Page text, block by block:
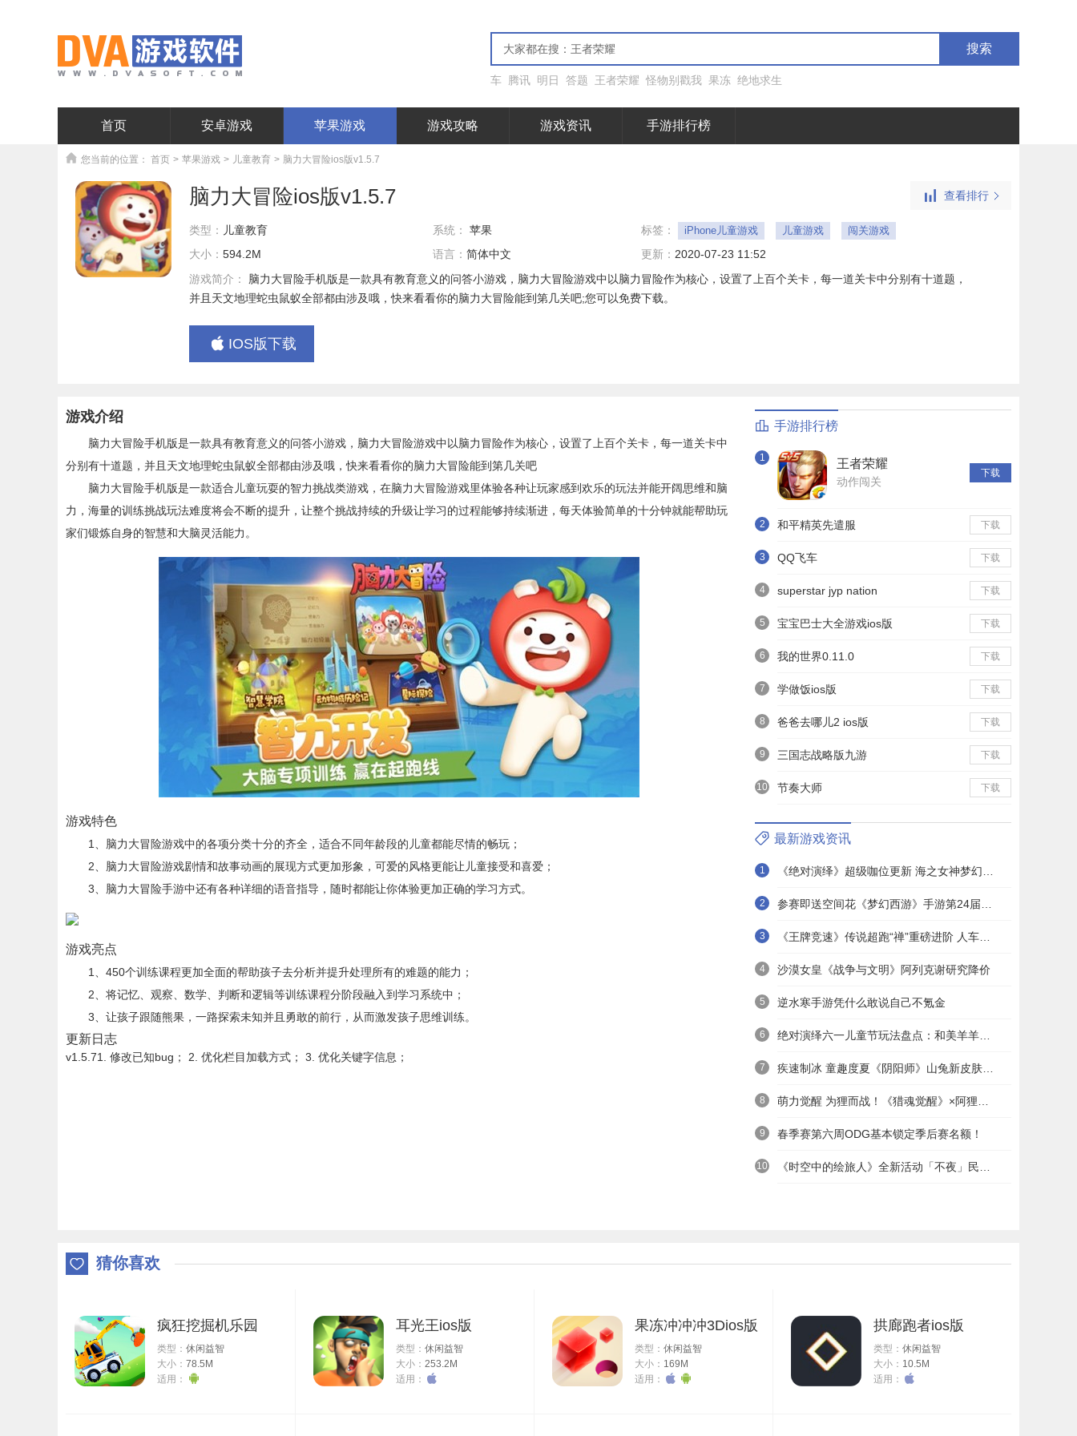
搜索
车 腾讯 明日 答题 王者荣耀 怪物别戳我 果冻 绝地求生
首页 安卓游戏 苹果游戏 游戏攻略 游戏资讯 手游排行榜
您当前的位置： 首页 > 苹果游戏 > 儿童教育 > 脑力大冒险ios版v1.5.7
脑力大冒险ios版v1.5.7
类型： 儿童教育 系统： 苹果 标签： iPhone儿童游戏 儿童游戏 闯关游戏
大小： 594.2M 语言： 简体中文 更新： 2020-07-23 11:52
游戏简介：
脑力大冒险手机版是一款具有教育意义的问答小游戏，脑力大冒险游戏中以脑力冒险作为核心，设置了上百个关卡，每一道关卡中分别有十道题，
并且天文地理蛇虫鼠蚁全部都由涉及哦，快来看看你的脑力大冒险能到第几关吧;您可以免费下载。
IOS版下载
查看排行
游戏介绍
脑力大冒险手机版是一款具有教育意义的问答小游戏，脑力大冒险游戏中以脑力冒险作为核心，设置了上百个关卡，每一道关卡中
分别有十道题，并且天文地理蛇虫鼠蚁全部都由涉及哦，快来看看你的脑力大冒险能到第几关吧
脑力大冒险手机版是一款适合儿童玩耍的智力挑战类游戏，在脑力大冒险游戏里体验各种让玩家感到欢乐的玩法并能开阔思维和脑
力，海量的训练挑战玩法难度将会不断的提升，让整个挑战持续的升级让学习的过程能够持续渐进，每天体验简单的十分钟就能帮助玩
家们锻炼自身的智慧和大脑灵活能力。
游戏特色
1、脑力大冒险游戏中的各项分类十分的齐全，适合不同年龄段的儿童都能尽情的畅玩；
2、脑力大冒险游戏剧情和故事动画的展现方式更加形象，可爱的风格更能让儿童接受和喜爱；
3、脑力大冒险手游中还有各种详细的语音指导，随时都能让你体验更加正确的学习方式。
游戏亮点
1、450个训练课程更加全面的帮助孩子去分析并提升处理所有的难题的能力；
2、将记忆、观察、数学、判断和逻辑等训练课程分阶段融入到学习系统中；
3、让孩子跟随熊果，一路探索未知并且勇敢的前行，从而激发孩子思维训练。
更新日志
v1.5.71. 修改已知bug； 2. 优化栏目加载方式； 3. 优化关键字信息；
手游排行榜
1 王者荣耀
动作闯关
下载
2 和平精英先遣服 下载
3 QQ飞车 下载
4 superstar jyp nation 下载
5 宝宝巴士大全游戏ios版 下载
6 我的世界0.11.0 下载
7 学做饭ios版 下载
8 爸爸去哪儿2 ios版 下载
9 三国志战略版九游 下载
10 节奏大师 下载
最新游戏资讯
1
2
3
4 沙漠女皇《战争与文明》阿列克谢研究降价
5 逆水寒手游凭什么敢说自己不氪金
6
7
8
9 春季赛第六周ODG基本锁定季后赛名额！
10
猜你喜欢
疯狂挖掘机乐园
类型： 休闲益智
大小： 78.5M
适用：
耳光王ios版
类型： 休闲益智
大小： 253.2M
适用：
果冻冲冲冲3Dios版
类型： 休闲益智
大小： 169M
适用：
拱廊跑者ios版
类型： 休闲益智
大小： 10.5M
适用：